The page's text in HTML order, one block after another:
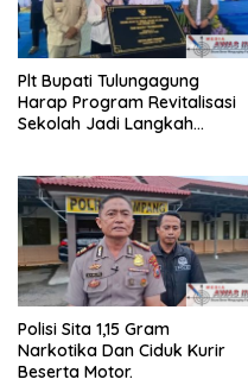
Plt Bupati Tulungagung
Harap Program Revitalisasi
Sekolah Jadi Langkah
Polisi Sita 1,15 Gram
Narkotika Dan Ciduk Kurir
Beserta Motor.